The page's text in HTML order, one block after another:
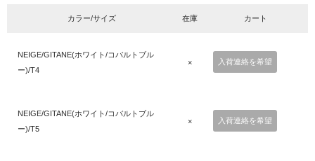
カラー/サイズ 在庫 カート
NEIGE/GITANE(ホワイト/コバルトブル
ー)/T4
× 入荷連絡を希望
NEIGE/GITANE(ホワイト/コバルトブル
ー)/T5
× 入荷連絡を希望